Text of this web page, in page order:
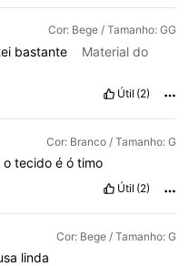
Cor: Bege / Tamanho: GG
bastante
Material do
Útil (2)
Cor: Branco / Tamanho: G
o tecido é ó timo
Útil (2)
Cor: Bege / Tamanho: G
linda